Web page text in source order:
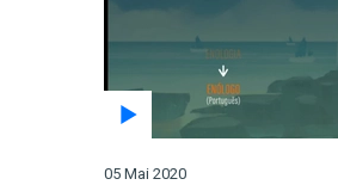
05 Mai 2020